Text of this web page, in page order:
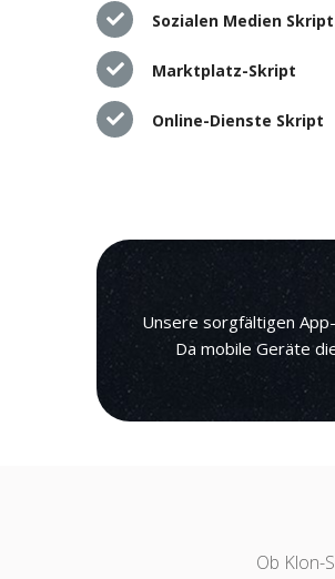
Sozialen Medien Skript
Marktplatz-Skript
Online-Dienste Skript
Unsere sorgfältigen
Da mobile Geräte
Ob Klon-